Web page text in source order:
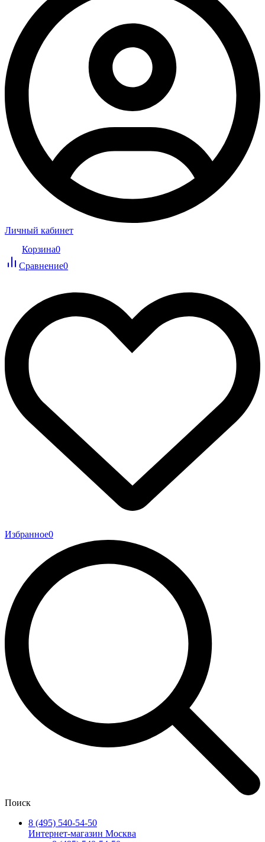
Личный кабинет
Корзина0
Сравнение0
Избранное0
Поиск
8 (495) 540-54-50
Интернет-магазин Москва